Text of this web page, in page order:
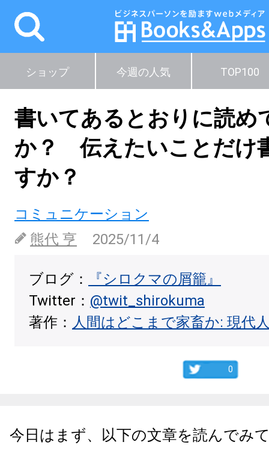
ショップ 今週の人気 TOP100
書いてあるとおりに読め
か？ 伝えたいことだけ
すか？
コミュニケーション
熊代 亨
2025/11/4
ブログ：
『シロクマの屑籠』
Twitter： @twit_shirokuma
著作： 人間はどこまで家畜か: 現代
0
今日はまず、以下の文章を読んでみ